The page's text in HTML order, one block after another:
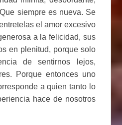
siempre es nueva. Se
el amor excesivo
a la felicidad, sus
en plenitud, porque solo
de sentirnos lejos,
Porque entonces uno
a quien tanto lo
hace de nosotros